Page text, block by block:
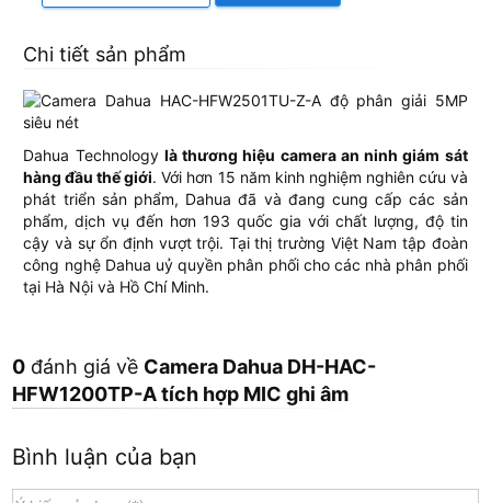
Chi tiết sản phẩm
Dahua Technology là thương hiệu camera an ninh giám sát
hàng đầu thế giới. Với hơn 15 năm kinh nghiệm nghiên cứu và
phát triển sản phẩm, Dahua đã và đang cung cấp các sản
phẩm, dịch vụ đến hơn 193 quốc gia với chất lượng, độ tin
cậy và sự ổn định vượt trội. Tại thị trường Việt Nam tập đoàn
công nghệ Dahua uỷ quyền phân phối cho các nhà phân phối
tại Hà Nội và Hồ Chí Minh.
0 đánh giá về Camera Dahua DH-HAC-
HFW1200TP-A tích hợp MIC ghi âm
Bình luận của bạn